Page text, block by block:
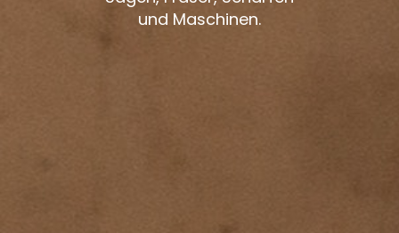
und Maschinen.